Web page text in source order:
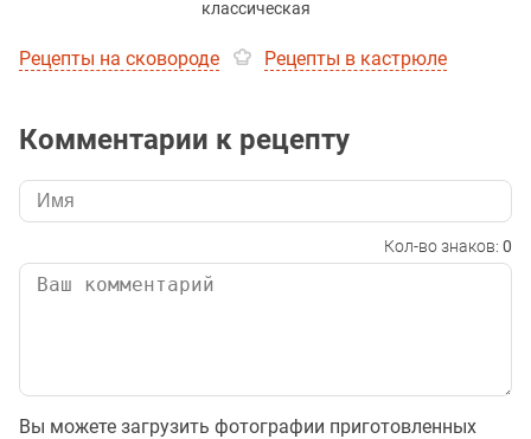
классическая
Рецепты на сковороде Рецепты в кастрюле
Комментарии к рецепту
Кол-во знаков: 0
Вы можете загрузить фотографии приготовленных